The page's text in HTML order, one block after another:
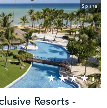
Spara
Resorts -